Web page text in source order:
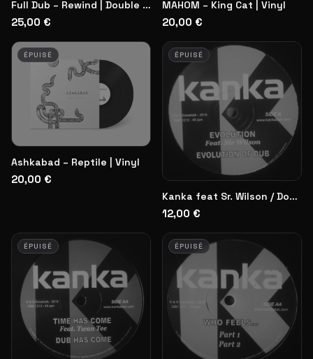
Full Dub – Rewind | Double Vinyl
25,00 €
MAHOM – King Cat | Vinyl
20,00 €
ÉPUISÉ
Ashkabad – Reptile | Vinyl
20,00 €
ÉPUISÉ
Kanka feat Sr. Wilson / Don Fe | Vinyl
12,00 €
ÉPUISÉ ÉPUISÉ